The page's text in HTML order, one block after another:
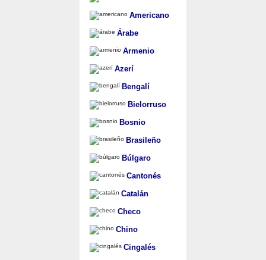
Americano
Árabe
Armenio
Azerí
Bengalí
Bielorruso
Bosnio
Brasileño
Búlgaro
Cantonés
Catalán
Checo
Chino
Cingalés